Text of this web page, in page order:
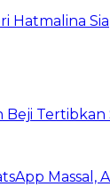
Hatmalina
Beji
Massal,